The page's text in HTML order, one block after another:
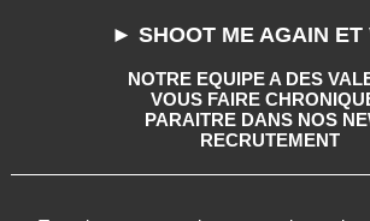
► SHOOT ME AGAIN ET
NOTRE EQUIPE A DES
VOUS FAIRE
PARAITRE DANS NOS
RECRUTEMENT